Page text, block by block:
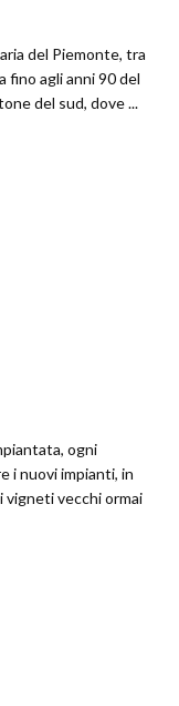
del Piemonte, tra
fino agli anni 90 del
del sud, dove ...
ogni
i nuovi impianti, in
vigneti vecchi ormai